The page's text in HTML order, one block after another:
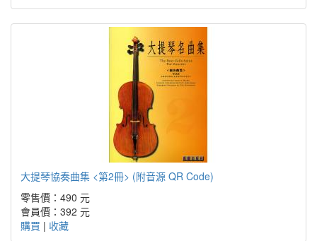
大提琴協奏曲集 <第2冊> (附音源 QR Code)
零售價：490 元
會員價：392 元
購買 | 收藏